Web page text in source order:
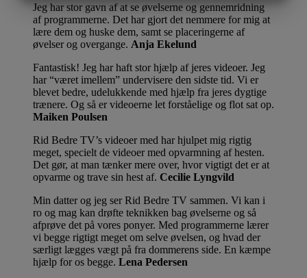
Jeg har stor gavn af at se øvelserne og gennemridning
af programmerne. Det har gjort det nemmere for mig at
lære dem og huske dem, samt se placeringerne af
øvelser og overgange. Anja Ekelund
Fantastisk! Jeg har haft stor hjælp af jeres videoer. Jeg
har “været imellem” undervisere den sidste tid. Vi er
blevet bedre, udelukkende med hjælp fra jeres dygtige
trænere. Og så er videoerne let forståelige og flot sat op.
Maiken Poulsen
Rid Bedre TV’s videoer med har hjulpet mig rigtig
meget, specielt de videoer med opvarmning af hesten.
Det gør, at man tænker mere over, hvor vigtigt det er at
opvarme og trave sin hest af. Cecilie Lyngvild
Min datter og jeg ser Rid Bedre TV sammen. Vi kan i
ro og mag kan drøfte teknikken bag øvelserne og så
afprøve det på vores ponyer. Med programmerne lærer
vi begge rigtigt meget om selve øvelsen, og hvad der
særligt lægges vægt på fra dommerens side. En kæmpe
hjælp for os begge. Lena Pedersen
MARKETING STATISTICS